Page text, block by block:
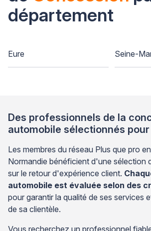
département
Eure Seine-
Des professionnels de la
automobile sélectionnés
Les membres du réseau Plus que pro
Normandie bénéficient d'une sélection
sur le retour d'expérience client.
automobile est évaluée selon des
pour garantir la qualité de ses services
de sa clientèle.
Vous recherchez un professionnel